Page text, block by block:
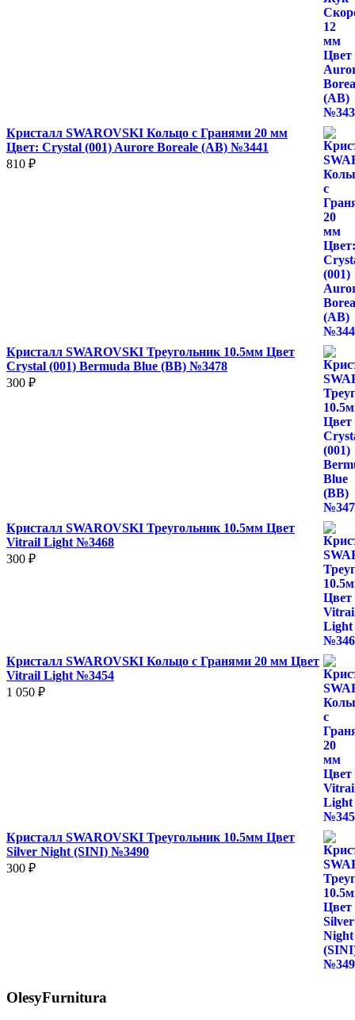
Кристалл SWAROVSKI Кольцо с Гранями 20 мм
Цвет: Crystal (001) Aurore Boreale (AB) №3441
810 ₽
Кристалл SWAROVSKI Треугольник 10.5мм Цвет
Crystal (001) Bermuda Blue (BB) №3478
300 ₽
Кристалл SWAROVSKI Треугольник 10.5мм Цвет
Vitrail Light №3468
300 ₽
Кристалл SWAROVSKI Кольцо с Гранями 20 мм Цвет
Vitrail Light №3454
1 050 ₽
Кристалл SWAROVSKI Треугольник 10.5мм Цвет
Silver Night (SINI) №3490
300 ₽
OlesyFurnitura